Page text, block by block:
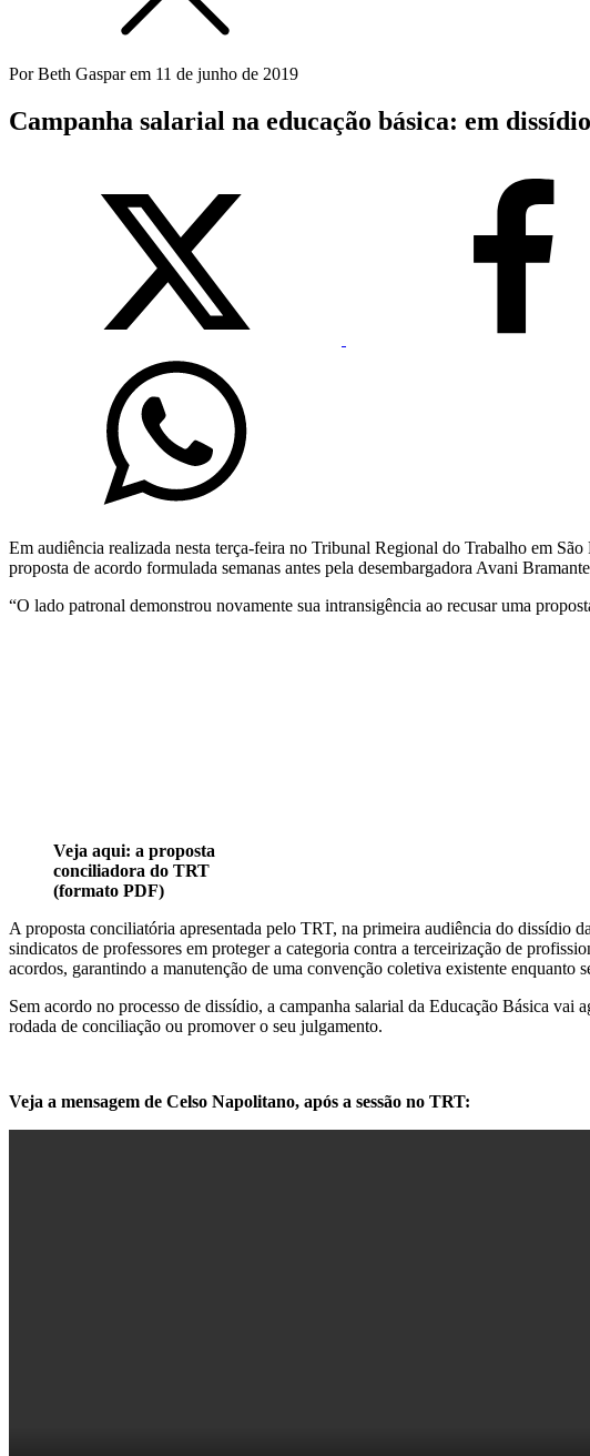
PorBeth Gasparem 11 de junho de 2019
Campanha salarial na educação básica: em
Em audiência realizada nesta terça-feira no Tribunal Regional do Trabalho em
proposta de acordo formulada semanas antes pela desembargadora Avani
“O lado patronal demonstrou novamente sua intransigência ao recusar uma
Veja aqui: a proposta
conciliadora do TRT
(formato PDF)
A proposta conciliatória apresentada pelo TRT, na primeira audiência do dissídio
sindicatos de professores em proteger a categoria contra a terceirização de
acordos, garantindo a manutenção de uma convenção coletiva existente enquanto
Sem acordo no processo de dissídio, a campanha salarial da Educação Básica
rodada de conciliação ou promover o seu julgamento.
Veja a mensagem de Celso Napolitano, após a sessão no TRT: